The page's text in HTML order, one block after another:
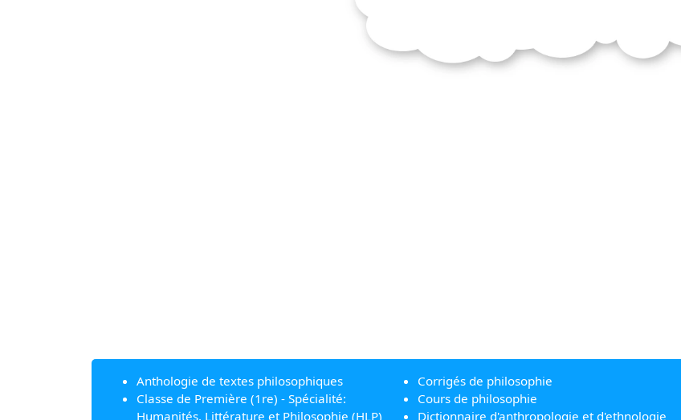
Anthologie de textes philosophiques
Classe de Première (1re) - Spécialité:
Humanités, Littérature et Philosophie (HLP)
Corrigés de philosophie
Cours de philosophie
Dictionnaire d'anthropologie et d'ethnologie